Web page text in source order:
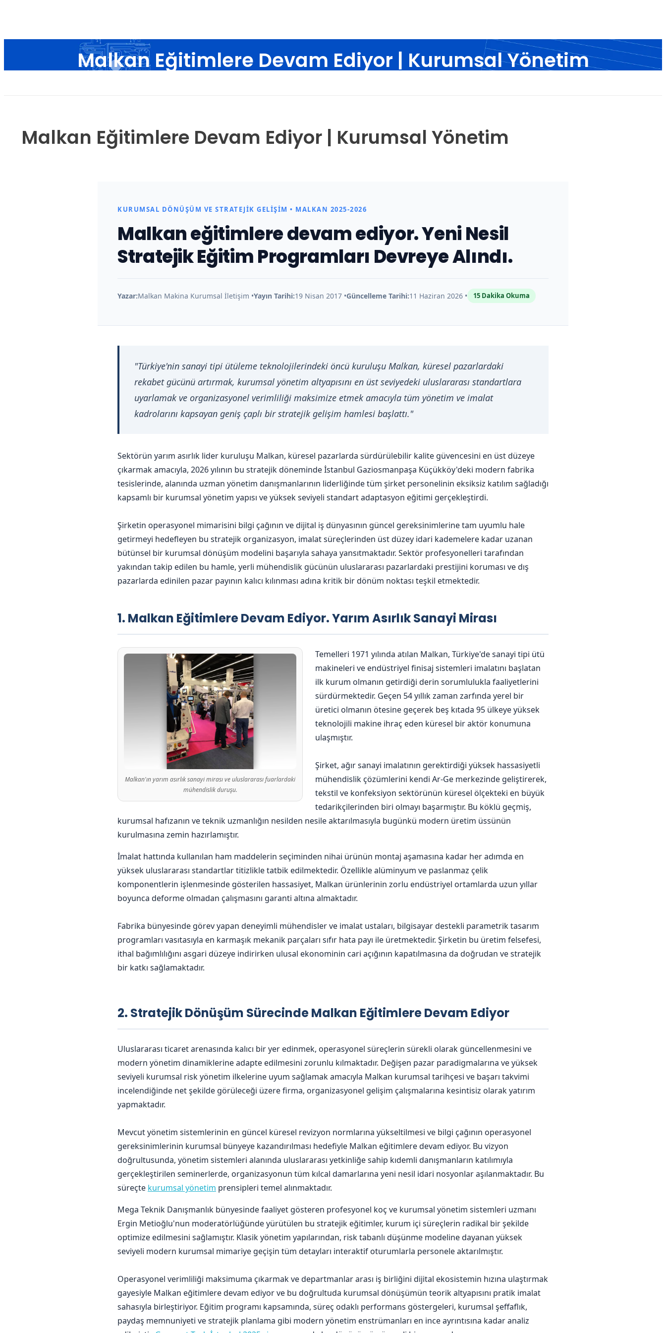
Malkan Eğitimlere Devam Ediyor | Kurumsal Yönetim
Malkan Eğitimlere Devam Ediyor | Kurumsal Yönetim
KURUMSAL DÖNÜŞÜM VE STRATEJIK GELIŞIM • MALKAN 2025-2026
Malkan eğitimlere devam ediyor. Yeni Nesil
Stratejik Eğitim Programları Devreye Alındı.
Yazar:Malkan Makina Kurumsal İletişim •Yayın Tarihi:19 Nisan 2017 •Güncelleme Tarihi:11 Haziran 2026 • 15 Dakika Okuma
"Türkiye'nin sanayi tipi ütüleme teknolojilerindeki öncü kuruluşu Malkan, küresel pazarlardaki
rekabet gücünü artırmak, kurumsal yönetim altyapısını en üst seviyedeki uluslararası standartlara
uyarlamak ve organizasyonel verimliliği maksimize etmek amacıyla tüm yönetim ve imalat
kadrolarını kapsayan geniş çaplı bir stratejik gelişim hamlesi başlattı."
Sektörün yarım asırlık lider kuruluşu Malkan, küresel pazarlarda sürdürülebilir kalite güvencesini en üst düzeye
çıkarmak amacıyla, 2026 yılının bu stratejik döneminde İstanbul Gaziosmanpaşa Küçükköy'deki modern fabrika
tesislerinde, alanında uzman yönetim danışmanlarının liderliğinde tüm şirket personelinin eksiksiz katılım sağladığı
kapsamlı bir kurumsal yönetim yapısı ve yüksek seviyeli standart adaptasyon eğitimi gerçekleştirdi.
Şirketin operasyonel mimarisini bilgi çağının ve dijital iş dünyasının güncel gereksinimlerine tam uyumlu hale
getirmeyi hedefleyen bu stratejik organizasyon, imalat süreçlerinden üst düzey idari kademelere kadar uzanan
bütünsel bir kurumsal dönüşüm modelini başarıyla sahaya yansıtmaktadır. Sektör profesyonelleri tarafından
yakından takip edilen bu hamle, yerli mühendislik gücünün uluslararası pazarlardaki prestijini koruması ve dış
pazarlarda edinilen pazar payının kalıcı kılınması adına kritik bir dönüm noktası teşkil etmektedir.
1. Malkan Eğitimlere Devam Ediyor. Yarım Asırlık Sanayi Mirası
Malkan'ın yarım asırlık sanayi mirası ve uluslararası fuarlardaki
mühendislik duruşu.
Temelleri 1971 yılında atılan Malkan, Türkiye'de sanayi tipi ütü
makineleri ve endüstriyel finisaj sistemleri imalatını başlatan
ilk kurum olmanın getirdiği derin sorumlulukla faaliyetlerini
sürdürmektedir. Geçen 54 yıllık zaman zarfında yerel bir
üretici olmanın ötesine geçerek beş kıtada 95 ülkeye yüksek
teknolojili makine ihraç eden küresel bir aktör konumuna
ulaşmıştır.
Şirket, ağır sanayi imalatının gerektirdiği yüksek hassasiyetli
mühendislik çözümlerini kendi Ar-Ge merkezinde geliştirerek,
tekstil ve konfeksiyon sektörünün küresel ölçekteki en büyük
tedarikçilerinden biri olmayı başarmıştır. Bu köklü geçmiş,
kurumsal hafızanın ve teknik uzmanlığın nesilden nesile aktarılmasıyla bugünkü modern üretim üssünün
kurulmasına zemin hazırlamıştır.
İmalat hattında kullanılan ham maddelerin seçiminden nihai ürünün montaj aşamasına kadar her adımda en
yüksek uluslararası standartlar titizlikle tatbik edilmektedir. Özellikle alüminyum ve paslanmaz çelik
komponentlerin işlenmesinde gösterilen hassasiyet, Malkan ürünlerinin zorlu endüstriyel ortamlarda uzun yıllar
boyunca deforme olmadan çalışmasını garanti altına almaktadır.
Fabrika bünyesinde görev yapan deneyimli mühendisler ve imalat ustaları, bilgisayar destekli parametrik tasarım
programları vasıtasıyla en karmaşık mekanik parçaları sıfır hata payı ile üretmektedir. Şirketin bu üretim felsefesi,
ithal bağımlılığını asgari düzeye indirirken ulusal ekonominin cari açığının kapatılmasına da doğrudan ve stratejik
bir katkı sağlamaktadır.
2. Stratejik Dönüşüm Sürecinde Malkan Eğitimlere Devam Ediyor
Uluslararası ticaret arenasında kalıcı bir yer edinmek, operasyonel süreçlerin sürekli olarak güncellenmesini ve
modern yönetim dinamiklerine adapte edilmesini zorunlu kılmaktadır. Değişen pazar paradigmalarına ve yüksek
seviyeli kurumsal risk yönetim ilkelerine uyum sağlamak amacıyla Malkan kurumsal tarihçesi ve başarı takvimi
incelendiğinde net şekilde görüleceği üzere firma, organizasyonel gelişim çalışmalarına kesintisiz olarak yatırım
yapmaktadır.
Mevcut yönetim sistemlerinin en güncel küresel revizyon normlarına yükseltilmesi ve bilgi çağının operasyonel
gereksinimlerinin kurumsal bünyeye kazandırılması hedefiyle Malkan eğitimlere devam ediyor. Bu vizyon
doğrultusunda, yönetim sistemleri alanında uluslararası yetkinliğe sahip kıdemli danışmanların katılımıyla
gerçekleştirilen seminerlerde, organizasyonun tüm kılcal damarlarına yeni nesil idari nosyonlar aşılanmaktadır. Bu
süreçte kurumsal yönetim prensipleri temel alınmaktadır.
Mega Teknik Danışmanlık bünyesinde faaliyet gösteren profesyonel koç ve kurumsal yönetim sistemleri uzmanı
Ergin Metioğlu'nun moderatörlüğünde yürütülen bu stratejik eğitimler, kurum içi süreçlerin radikal bir şekilde
optimize edilmesini sağlamıştır. Klasik yönetim yapılarından, risk tabanlı düşünme modeline dayanan yüksek
seviyeli modern kurumsal mimariye geçişin tüm detayları interaktif oturumlarla personele aktarılmıştır.
Operasyonel verimliliği maksimuma çıkarmak ve departmanlar arası iş birliğini dijital ekosistemin hızına ulaştırmak
gayesiyle Malkan eğitimlere devam ediyor ve bu doğrultuda kurumsal dönüşümün teorik altyapısını pratik imalat
sahasıyla birleştiriyor. Eğitim programı kapsamında, süreç odaklı performans göstergeleri, kurumsal şeffaflık,
paydaş memnuniyeti ve stratejik planlama gibi modern yönetim enstrümanları en ince ayrıntısına kadar analiz